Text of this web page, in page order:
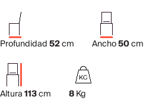
Profundidad52cm Ancho50cm
Altura113cm 8Kg